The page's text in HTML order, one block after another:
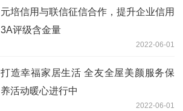
元培信用与联信征信合作，提升企业信用
3A评级含金量
2022-06-01
打造幸福家居生活 全友全屋美颜服务保
养活动暖心进行中
2022-06-01